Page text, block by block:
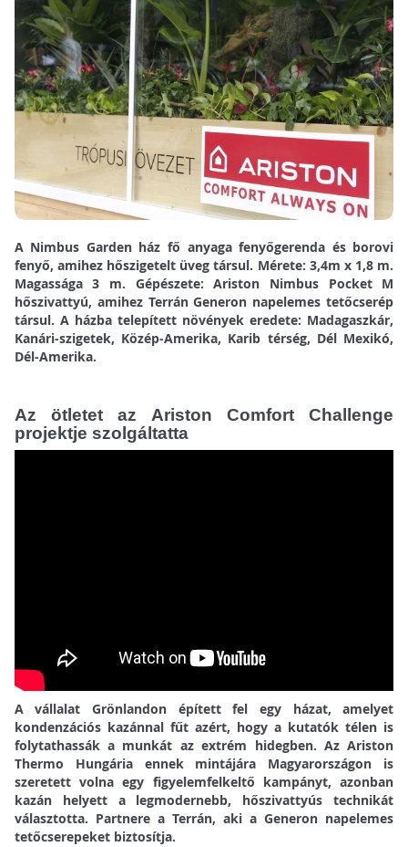
A Nimbus Garden ház fő anyaga fenyőgerenda és borovi
fenyő, amihez hőszigetelt üveg társul. Mérete: 3,4m x 1,8 m.
Magassága 3 m. Gépészete: Ariston Nimbus Pocket M
hőszivattyú, amihez Terrán Generon napelemes tetőcserép
társul. A házba telepített növények eredete: Madagaszkár,
Kanári-szigetek, Közép-Amerika, Karib térség, Dél Mexikó,
Dél-Amerika.
Az ötletet az Ariston Comfort Challenge
projektje szolgáltatta
A vállalat Grönlandon épített fel egy házat, amelyet
kondenzációs kazánnal fűt azért, hogy a kutatók télen is
folytathassák a munkát az extrém hidegben. Az Ariston
Thermo Hungária ennek mintájára Magyarországon is
szeretett volna egy figyelemfelkeltő kampányt, azonban
kazán helyett a legmodernebb, hőszivattyús technikát
választotta. Partnere a Terrán, aki a Generon napelemes
tetőcserepeket biztosítja.